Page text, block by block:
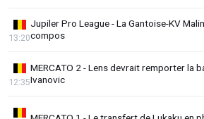
Jupiler Pro League - La Gantoise-KV
compos
13:20
MERCATO 2 - Lens devrait remporter la
Ivanovic
12:35